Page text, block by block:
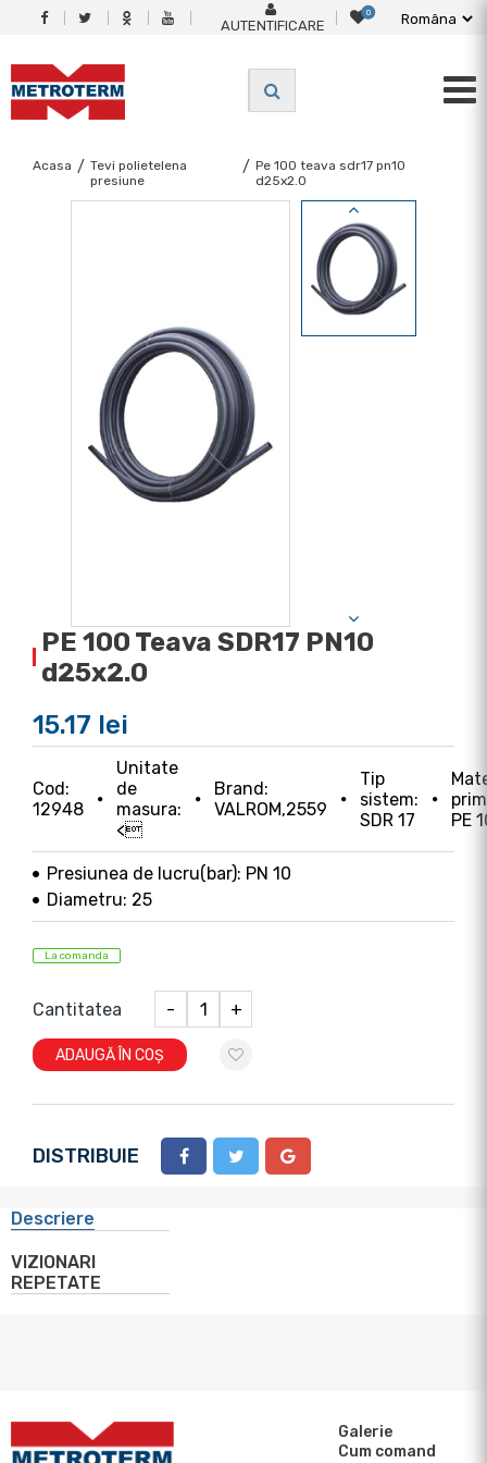
AUTENTIFICARE
0
Acasa / Tevi polietelena
presiune
/ Pe 100 teava sdr17 pn10
d25x2.0
PE 100 Teava SDR17 PN10
d25x2.0
15.17 lei
Cod:
12948
Unitate
de
masura:
<
Brand:
VALROM,2559
Tip
sistem:
SDR 17
PE
Presiunea de lucru(bar): PN 10
Diametru: 25
La comanda
Cantitatea - +
ADAUGĂ ÎN COȘ
DISTRIBUIE
Descriere
VIZIONARI
REPETATE
Galerie
Cum comand